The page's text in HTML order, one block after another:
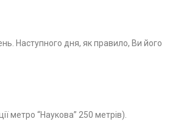
Наступного дня, як правило, Ви його
метро “Наукова” 250 метрів).